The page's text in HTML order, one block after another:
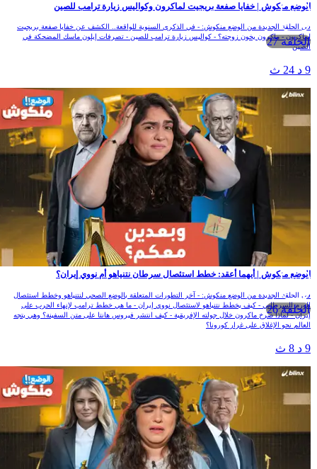
الحلقة 27
الوضع منكوش | خفايا صفعة بريجيت لماكرون وكواليس زيارة ترامب للصين
في الحلقة الجديدة من الوضع منكوش: - في الذكرى السنوية للواقعة.. الكشف عن خفايا صفعة بريجيت
لماكرون - ماكرون يخون زوجته؟ - كواليس زيارة ترامب للصين - تصرفات إيلون ماسك المضحكة في
الصين
الحلقة 26
الوضع منكوش | أيهما أعقد: خطط استئصال سرطان نتنياهو أم نووي إيران؟
في الحلقة الجديدة من الوضع منكوش: - آخر التطورات المتعلقة بالوضع الصحي لنتنياهو وخطط استئصال
الورم السرطاني - كيف يخطط نتنياهو لاستئصال نووي إيران - ما هي خطط ترامب لإنهاء الحرب على
إيران - لماذا صرخ ماكرون خلال جولته الإفريقية - كيف انتشر فيروس هانتا على متن السفينة؟ وهي يتجه
العالم نحو الإغلاق على غرار كورونا؟